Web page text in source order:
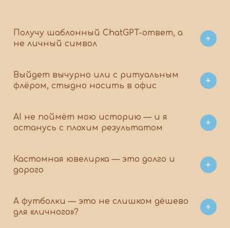
Получу шаблонный ChatGPT-ответ, а
не личный символ
Выйдет вычурно или с ритуальным
флёром, стыдно носить в офис
AI не поймёт мою историю — и я
останусь с плохим результатом
Кастомная ювелирка — это долго и
дорого
А футболки — это не слишком дёшево
для «личного»?